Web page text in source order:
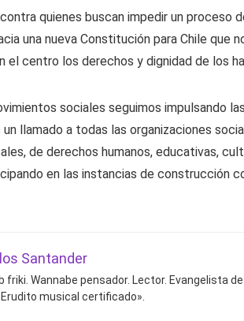
quienes buscan impedir un proceso
una nueva Constitución para Chile que
el centro los derechos y dignidad de los
sociales seguimos impulsando
un llamado a todas las organizaciones
de derechos humanos, educativas,
en las instancias de construcción
Santander
friki. Wannabe pensador. Lector. Evangelista
musical certificado».